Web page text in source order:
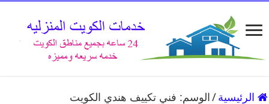
الرئيسية / الوسم: فني تكييف هندي الكويت